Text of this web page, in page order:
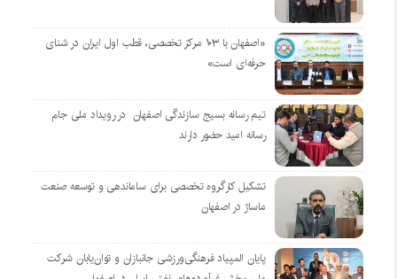
«اصفهان با ۱۰۳ مرکز تخصصی، قطب اول ایران در شنای
حرفه‌ای است»
تیم رسانه بسیج سازندگی اصفهان در رویداد ملی جام
رسانه امید حضور دارند
تشکیل کارگروه تخصصی برای ساماندهی و توسعه صنعت
ماساژ در اصفهان
پایان المپیاد فرهنگی‌ورزشی جانبازان و توان‌یابان شرکت